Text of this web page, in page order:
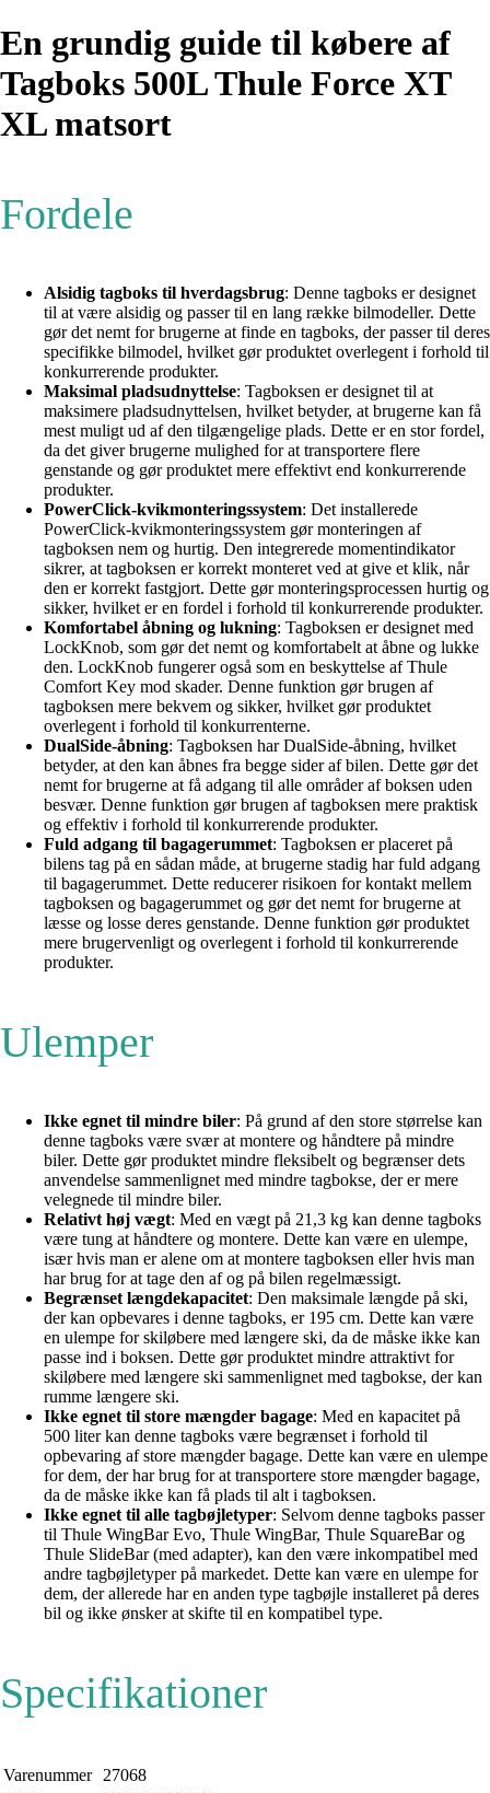
En grundig guide til købere af
Tagboks 500L Thule Force XT
XL matsort
Fordele
Alsidig tagboks til hverdagsbrug: Denne tagboks er designet
til at være alsidig og passer til en lang række bilmodeller. Dette
gør det nemt for brugerne at finde en tagboks, der passer til deres
specifikke bilmodel, hvilket gør produktet overlegent i forhold til
konkurrerende produkter.
Maksimal pladsudnyttelse: Tagboksen er designet til at
maksimere pladsudnyttelsen, hvilket betyder, at brugerne kan få
mest muligt ud af den tilgængelige plads. Dette er en stor fordel,
da det giver brugerne mulighed for at transportere flere
genstande og gør produktet mere effektivt end konkurrerende
produkter.
PowerClick-kvikmonteringssystem: Det installerede
PowerClick-kvikmonteringssystem gør monteringen af
tagboksen nem og hurtig. Den integrerede momentindikator
sikrer, at tagboksen er korrekt monteret ved at give et klik, når
den er korrekt fastgjort. Dette gør monteringsprocessen hurtig og
sikker, hvilket er en fordel i forhold til konkurrerende produkter.
Komfortabel åbning og lukning: Tagboksen er designet med
LockKnob, som gør det nemt og komfortabelt at åbne og lukke
den. LockKnob fungerer også som en beskyttelse af Thule
Comfort Key mod skader. Denne funktion gør brugen af
tagboksen mere bekvem og sikker, hvilket gør produktet
overlegent i forhold til konkurrenterne.
DualSide-åbning: Tagboksen har DualSide-åbning, hvilket
betyder, at den kan åbnes fra begge sider af bilen. Dette gør det
nemt for brugerne at få adgang til alle områder af boksen uden
besvær. Denne funktion gør brugen af tagboksen mere praktisk
og effektiv i forhold til konkurrerende produkter.
Fuld adgang til bagagerummet: Tagboksen er placeret på
bilens tag på en sådan måde, at brugerne stadig har fuld adgang
til bagagerummet. Dette reducerer risikoen for kontakt mellem
tagboksen og bagagerummet og gør det nemt for brugerne at
læsse og losse deres genstande. Denne funktion gør produktet
mere brugervenligt og overlegent i forhold til konkurrerende
produkter.
Ulemper
Ikke egnet til mindre biler: På grund af den store størrelse kan
denne tagboks være svær at montere og håndtere på mindre
biler. Dette gør produktet mindre fleksibelt og begrænser dets
anvendelse sammenlignet med mindre tagbokse, der er mere
velegnede til mindre biler.
Relativt høj vægt: Med en vægt på 21,3 kg kan denne tagboks
være tung at håndtere og montere. Dette kan være en ulempe,
især hvis man er alene om at montere tagboksen eller hvis man
har brug for at tage den af og på bilen regelmæssigt.
Begrænset længdekapacitet: Den maksimale længde på ski,
der kan opbevares i denne tagboks, er 195 cm. Dette kan være
en ulempe for skiløbere med længere ski, da de måske ikke kan
passe ind i boksen. Dette gør produktet mindre attraktivt for
skiløbere med længere ski sammenlignet med tagbokse, der kan
rumme længere ski.
Ikke egnet til store mængder bagage: Med en kapacitet på
500 liter kan denne tagboks være begrænset i forhold til
opbevaring af store mængder bagage. Dette kan være en ulempe
for dem, der har brug for at transportere store mængder bagage,
da de måske ikke kan få plads til alt i tagboksen.
Ikke egnet til alle tagbøjletyper: Selvom denne tagboks passer
til Thule WingBar Evo, Thule WingBar, Thule SquareBar og
Thule SlideBar (med adapter), kan den være inkompatibel med
andre tagbøjletyper på markedet. Dette kan være en ulempe for
dem, der allerede har en anden type tagbøjle installeret på deres
bil og ikke ønsker at skifte til en kompatibel type.
Specifikationer
Varenummer 27068